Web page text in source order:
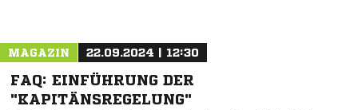
MAGAZIN 22.09.2024 | 12:30
FAQ: EINFÜHRUNG DER
"KAPITÄNSREGELUNG"